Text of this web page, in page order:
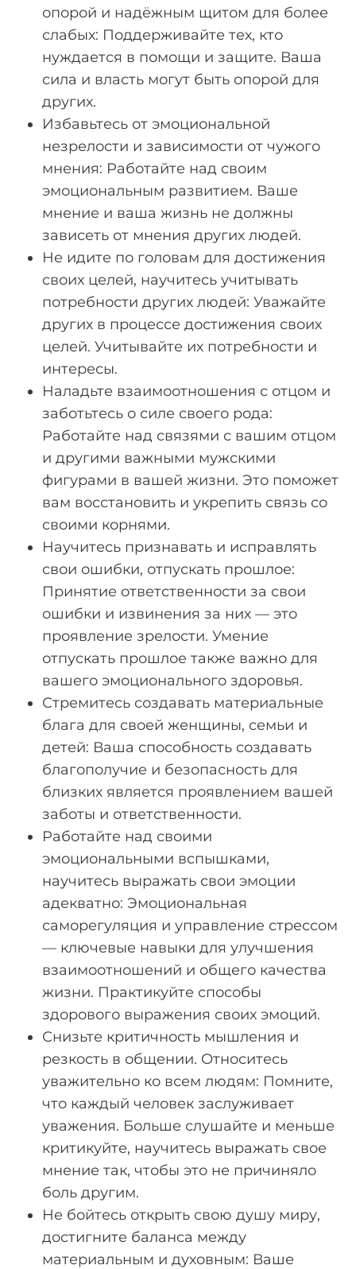
опорой и надёжным щитом для более
слабых: Поддерживайте тех, кто
нуждается в помощи и защите. Ваша
сила и власть могут быть опорой для
других.
Избавьтесь от эмоциональной
незрелости и зависимости от чужого
мнения: Работайте над своим
эмоциональным развитием. Ваше
мнение и ваша жизнь не должны
зависеть от мнения других людей.
Не идите по головам для достижения
своих целей, научитесь учитывать
потребности других людей: Уважайте
других в процессе достижения своих
целей. Учитывайте их потребности и
интересы.
Наладьте взаимоотношения с отцом и
заботьтесь о силе своего рода:
Работайте над связями с вашим отцом
и другими важными мужскими
фигурами в вашей жизни. Это поможет
вам восстановить и укрепить связь со
своими корнями.
Научитесь признавать и исправлять
свои ошибки, отпускать прошлое:
Принятие ответственности за свои
ошибки и извинения за них — это
проявление зрелости. Умение
отпускать прошлое также важно для
вашего эмоционального здоровья.
Стремитесь создавать материальные
блага для своей женщины, семьи и
детей: Ваша способность создавать
благополучие и безопасность для
близких является проявлением вашей
заботы и ответственности.
Работайте над своими
эмоциональными вспышками,
научитесь выражать свои эмоции
адекватно: Эмоциональная
саморегуляция и управление стрессом
— ключевые навыки для улучшения
взаимоотношений и общего качества
жизни. Практикуйте способы
здорового выражения своих эмоций.
Снизьте критичность мышления и
резкость в общении. Относитесь
уважительно ко всем людям: Помните,
что каждый человек заслуживает
уважения. Больше слушайте и меньше
критикуйте, научитесь выражать свое
мнение так, чтобы это не причиняло
боль другим.
Не бойтесь открыть свою душу миру,
достигните баланса между
материальным и духовным: Ваше